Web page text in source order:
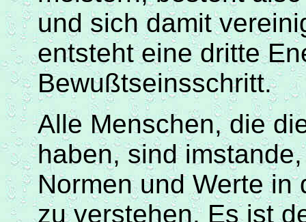
und sich damit
entsteht eine dritte
Bewußtseinsschritt.
Alle Menschen, die
haben, sind
Normen und Werte in
zu verstehen. Es ist